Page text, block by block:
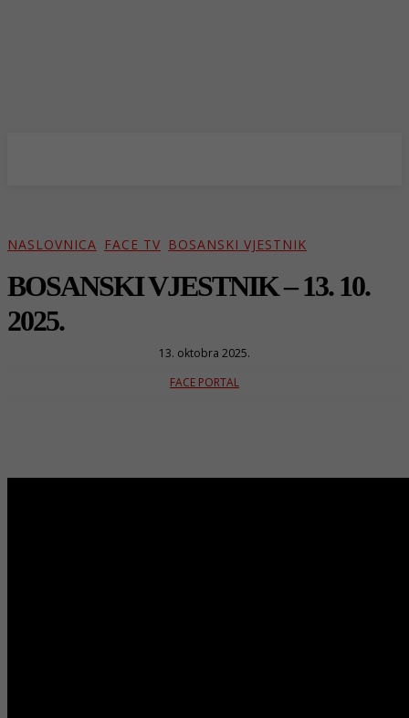
NASLOVNICA FACE TV BOSANSKI VJESTNIK
BOSANSKI VJESTNIK – 13. 10.
2025.
13. oktobra 2025.
FACE PORTAL